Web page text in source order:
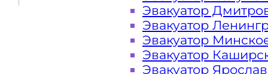
Москва
Эвакуатор
Эвакуатор
Эвакуатор
Эвакуатор
Эвакуатор